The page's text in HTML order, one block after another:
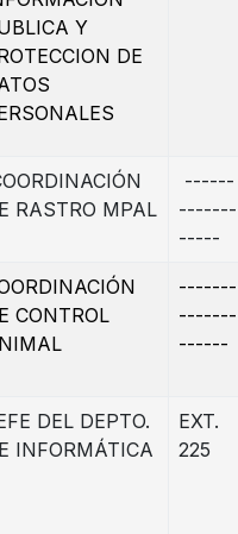
Y
DE
RASTRO MPAL
------
-------
-----
CONTROL
-------
-------
------
DEL DEPTO.
INFORMÁTICA
EXT.
225